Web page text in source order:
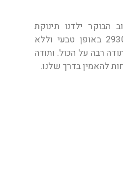
הבוקר ילדנו תינוקת
בריאה במשקל 2930 באופן טבעי וללא
רבה על הכול. ותודה
להאמין בדרך שלנו.